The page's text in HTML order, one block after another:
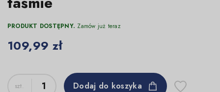
PRODUKT DOSTĘPNY. Zamów już teraz
109,99 zł
Dodaj do koszyka